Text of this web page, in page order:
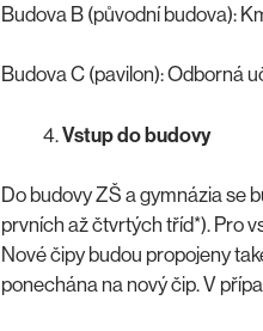
Budova B (původní budova):
Budova C (pavilon): Odborná
Vstup do budovy
Do budovy ZŠ a gymnázia se
prvních až čtvrtých tříd*). Pro
Nové čipy budou propojeny
ponechána na nový čip. V